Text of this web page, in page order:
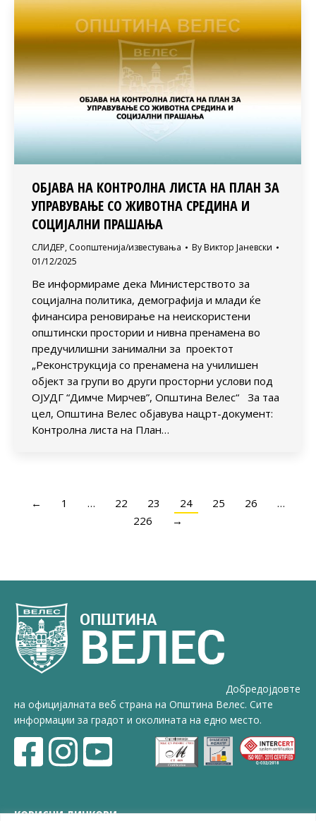
ОБЈАВА НА КОНТРОЛНА ЛИСТА НА ПЛАН ЗА
УПРАВУВАЊЕ СО ЖИВОТНА СРЕДИНА И
СОЦИЈАЛНИ ПРАШАЊА
СЛИДЕР, Соопштенија/известувања By Виктор Јаневски
01/12/2025
Ве информираме дека Министерството за
социјална политика, демографија и млади ќе
финансира реновирање на неискористени
општински простории и нивна пренамена во
предучилишни занимални за проектот
„Реконструкција со пренамена на училишен
објект за групи во други просторни услови под
ОЈУДГ “Димче Мирчев”, Општина Велес“ За таа
цел, Општина Велес објавува нацрт-документ:
Контролна листа на План…
← 1 … 22 23 24 25 26
…
226
→
Добредојдовте
на официјалната веб страна на Општина Велес. Сите
информации за градот и околината на едно место.
КОРИСНИ ЛИНКОВИ